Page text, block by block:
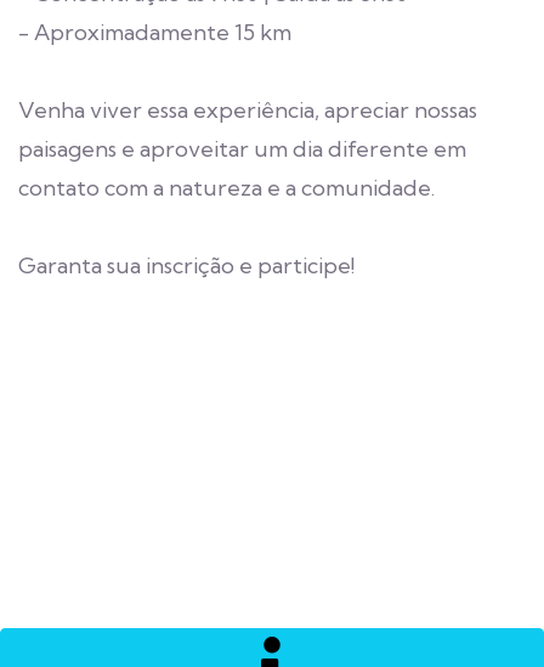
- Aproximadamente 15 km
Venha viver essa experiência, apreciar nossas
paisagens e aproveitar um dia diferente em
contato com a natureza e a comunidade.
Garanta sua inscrição e participe!